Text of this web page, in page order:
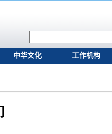
中华文化 工作机构